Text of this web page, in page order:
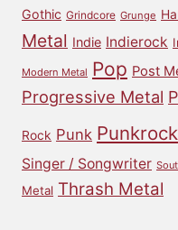
Gothic Grindcore Grunge
Metal Indie Indierock
Modern Metal Pop Post
Progressive Metal
Rock Punk Punkrock
Singer / Songwriter
Metal Thrash Metal